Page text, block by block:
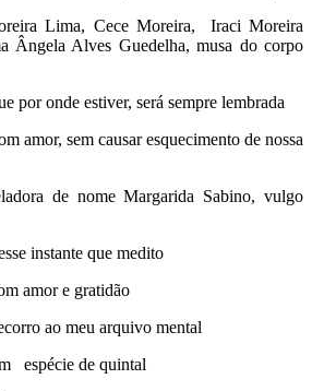
Lima, Cece Moreira, Iraci Moreira
Ângela Alves Guedelha, musa do corpo
será sempre lembrada
esquecimento de nossa
de nome Margarida Sabino, vulgo
que medito
gratidão
arquivo mental
de quintal